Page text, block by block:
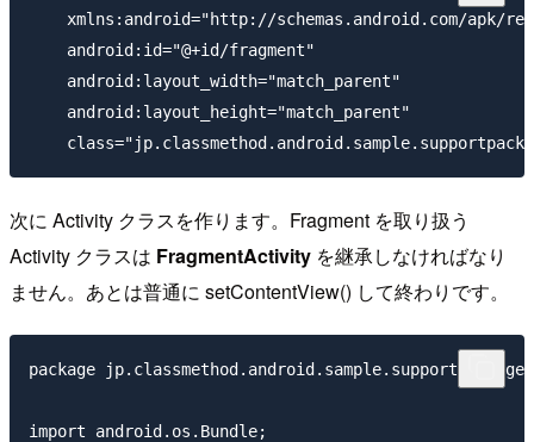
xmlns:android="http://schemas.android.com/apk/
    android:id="@+id/fragment"
    android:layout_width="match_parent"
    android:layout_height="match_parent"
次に Activity クラスを作ります。Fragment を取り扱う
Activity クラスは FragmentActivity を継承しなければなり
ません。あとは普通に setContentView() して終わりです。
package
import android.os.Bundle;